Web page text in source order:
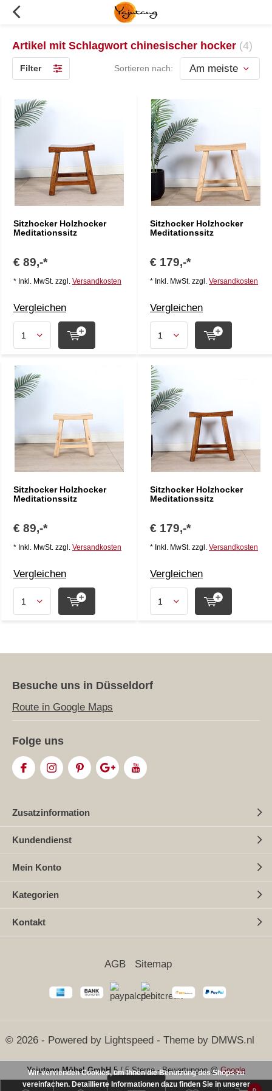
Artikel mit Schlagwort chinesischer hocker (4)
Filter Sortieren nach:
Sitzhocker Holzhocker
Meditationssitz
€ 89,-*
* Inkl. MwSt. zzgl. Versandkosten
Vergleichen
Sitzhocker Holzhocker
Meditationssitz
€ 179,-*
* Inkl. MwSt. zzgl. Versandkosten
Vergleichen
Sitzhocker Holzhocker
Meditationssitz
€ 89,-*
* Inkl. MwSt. zzgl. Versandkosten
Vergleichen
Sitzhocker Holzhocker
Meditationssitz
€ 179,-*
* Inkl. MwSt. zzgl. Versandkosten
Vergleichen
Besuche uns in Düsseldorf
Route in Google Maps
Folge uns
Zusatzinformation
Kundendienst
Mein Konto
Kategorien
Kontakt
© 2026 - Powered by Lightspeed - Theme by DMWS.nl
AGB Sitemap
Yajutang Möbel GmbH 5/5 Sterne-Bewertungen @Google
Wir verwenden Cookies, um Ihnen die Benutzung des Shops zu
vereinfachen. Detaillierte Informationen dazu finden Sie in unserer